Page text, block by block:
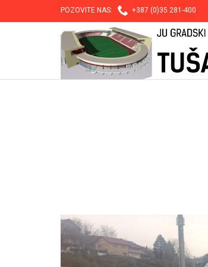
POZOVITE NAS:  +387 (0)35 281-400